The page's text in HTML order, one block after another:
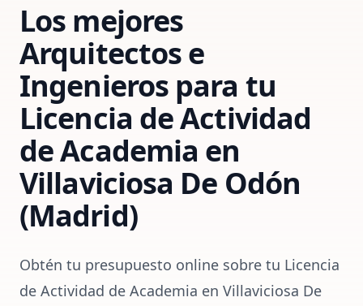
Los mejores
Arquitectos e
Ingenieros para tu
Licencia de Actividad
de Academia en
Villaviciosa De Odón
(Madrid)
Obtén tu presupuesto online sobre tu Licencia
de Actividad de Academia en Villaviciosa De